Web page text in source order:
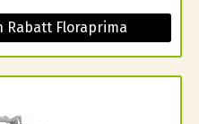
Rabatt Floraprima